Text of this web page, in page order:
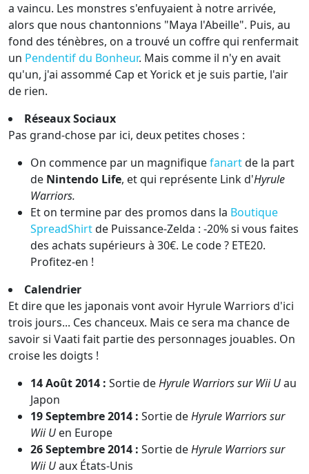
a vaincu. Les monstres s'enfuyaient à notre arrivée,
alors que nous chantonnions "Maya l'Abeille". Puis, au
fond des ténèbres, on a trouvé un coffre qui renfermait
un Pendentif du Bonheur. Mais comme il n'y en avait
qu'un, j'ai assommé Cap et Yorick et je suis partie, l'air
de rien.
Réseaux Sociaux
Pas grand-chose par ici, deux petites choses :
On commence par un magnifiquefanartde la part
de Nintendo Life, et qui représente Link d'Hyrule
Warriors.
Et on termine par des promos dans la Boutique
SpreadShirtde Puissance-Zelda : -20% si vous faites
des achats supérieurs à 30€. Le code ? ETE20.
Profitez-en !
Calendrier
Et dire que les japonais vont avoir Hyrule Warriors d'ici
trois jours... Ces chanceux. Mais ce sera ma chance de
savoir si Vaati fait partie des personnages jouables. On
croise les doigts !
14 Août 2014 : Sortie deHyrule Warriors sur Wii Uau
Japon
19 Septembre 2014 : Sortie deHyrule Warriors sur
Wii U en Europe
26 Septembre 2014 : Sortie deHyrule Warriors sur
Wii Uaux États-Unis